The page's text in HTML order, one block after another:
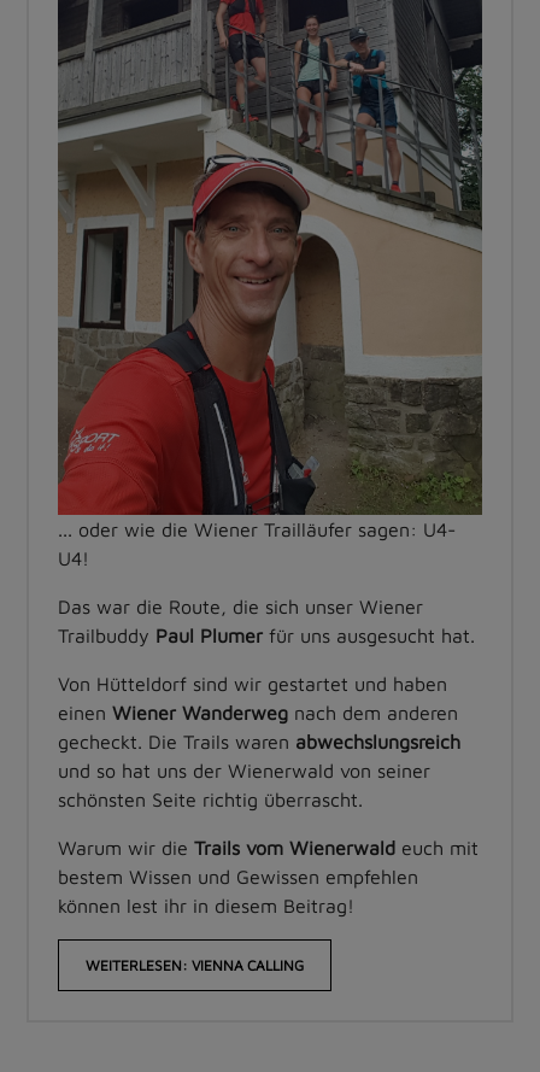
... oder wie die Wiener Trailläufer sagen: U4-
U4!
Das war die Route, die sich unser Wiener
Trailbuddy Paul Plumer für uns ausgesucht hat.
Von Hütteldorf sind wir gestartet und haben
einen Wiener Wanderweg nach dem anderen
gecheckt. Die Trails waren abwechslungsreich
und so hat uns der Wienerwald von seiner
schönsten Seite richtig überrascht.
Warum wir die Trails vom Wienerwald euch mit
bestem Wissen und Gewissen empfehlen
können lest ihr in diesem Beitrag!
WEITERLESEN: VIENNA CALLING